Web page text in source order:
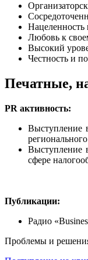
Нацеленность
Любовь к
Высокий
Честность и
Печатные,
PR активность:
Выступление
Выступление
сфере
Публикации:
Радио
Проблемы и